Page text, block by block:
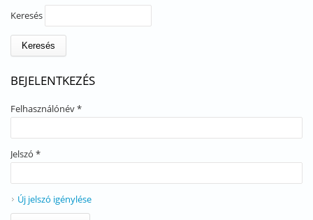
Keresés
BEJELENTKEZÉS
Felhasználónév*
Jelszó *
Új jelszó igénylése